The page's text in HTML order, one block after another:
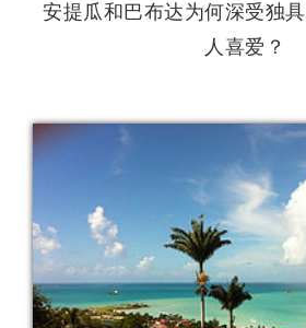
安提瓜和巴布达为何深受独
人喜爱？